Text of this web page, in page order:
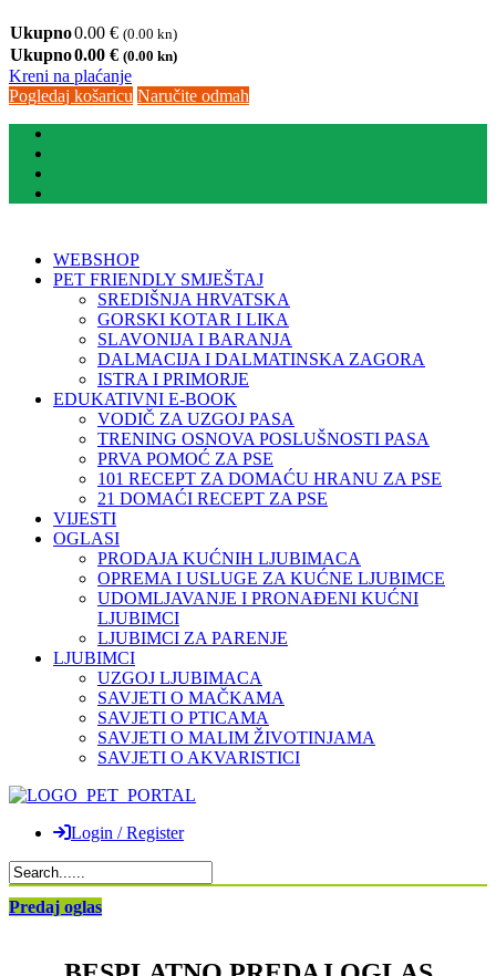
Ukupno0.00 € (0.00 kn)
Ukupno0.00 € (0.00 kn)
Kreni na plaćanje
Pogledaj košaricu Naručite odmah
WEBSHOP
PET FRIENDLY SMJEŠTAJ
SREDIŠNJA HRVATSKA
GORSKI KOTAR I LIKA
SLAVONIJA I BARANJA
DALMACIJA I DALMATINSKA ZAGORA
ISTRA I PRIMORJE
EDUKATIVNI E-BOOK
VODIČ ZA UZGOJ PASA
TRENING OSNOVA POSLUŠNOSTI PASA
PRVA POMOĆ ZA PSE
101 RECEPT ZA DOMAĆU HRANU ZA PSE
21 DOMAĆI RECEPT ZA PSE
VIJESTI
OGLASI
PRODAJA KUĆNIH LJUBIMACA
OPREMA I USLUGE ZA KUĆNE LJUBIMCE
UDOMLJAVANJE I PRONAĐENI KUĆNI
LJUBIMCI
LJUBIMCI ZA PARENJE
LJUBIMCI
UZGOJ LJUBIMACA
SAVJETI O MAČKAMA
SAVJETI O PTICAMA
SAVJETI O MALIM ŽIVOTINJAMA
SAVJETI O AKVARISTICI
Login / Register
Predaj oglas